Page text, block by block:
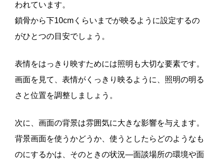
われています。
鎖骨から下10cmくらいまでが映るように設定するの
がひとつの目安でしょう。
表情をはっきり映すためには照明も大切な要素です。
画面を見て、表情がくっきり映るように、照明の明る
さと位置を調整しましょう。
次に、画面の背景は雰囲気に大きな影響を与えます。
背景画面を使うかどうか、使うとしたらどのようなも
のにするかは、そのときの状況―面談場所の環境や面